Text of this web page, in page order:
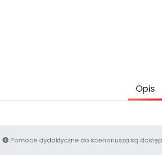
Opis
Pomoce dydaktyczne do scenariusza są